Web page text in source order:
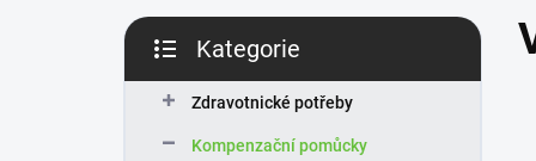
P
s
kategorie
Kategorie
Zdravotnické potřeby
Kompenzační pomůcky